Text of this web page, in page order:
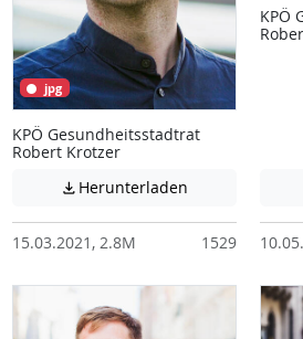
jpg
KPÖ Gesundheitsstadtrat
Robert Krotzer
 Herunterladen Achtung:
15.03.2021, 2.8M 1529
KPÖ